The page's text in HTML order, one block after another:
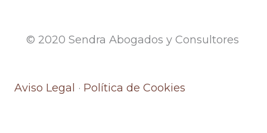
© 2020 Sendra Abogados y Consultores
Aviso Legal · Política de Cookies